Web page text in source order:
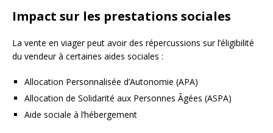
Impact sur les prestations sociales
La vente en viager peut avoir des répercussions sur l’éligibilité
du vendeur à certaines aides sociales :
Allocation Personnalisée d’Autonomie (APA)
Allocation de Solidarité aux Personnes Âgées (ASPA)
Aide sociale à l’hébergement